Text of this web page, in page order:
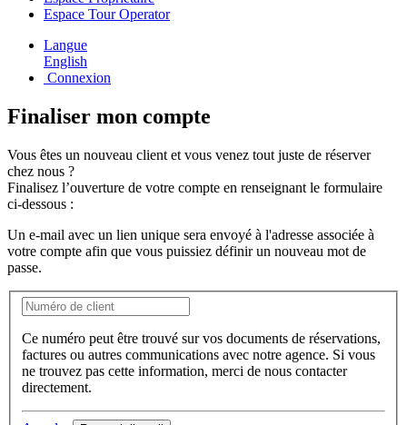
Espace Tour Operator
Langue
English
Connexion
Finaliser mon compte
Vous êtes un nouveau client et vous venez tout juste de réserver
chez nous ?
Finalisez l’ouverture de votre compte en renseignant le formulaire
ci-dessous :
Un e-mail avec un lien unique sera envoyé à l'adresse associée à
votre compte afin que vous puissiez définir un nouveau mot de
passe.
Ce numéro peut être trouvé sur vos documents de réservations,
factures ou autres communications avec notre agence. Si vous
ne trouvez pas cette information, merci de nous contacter
directement.